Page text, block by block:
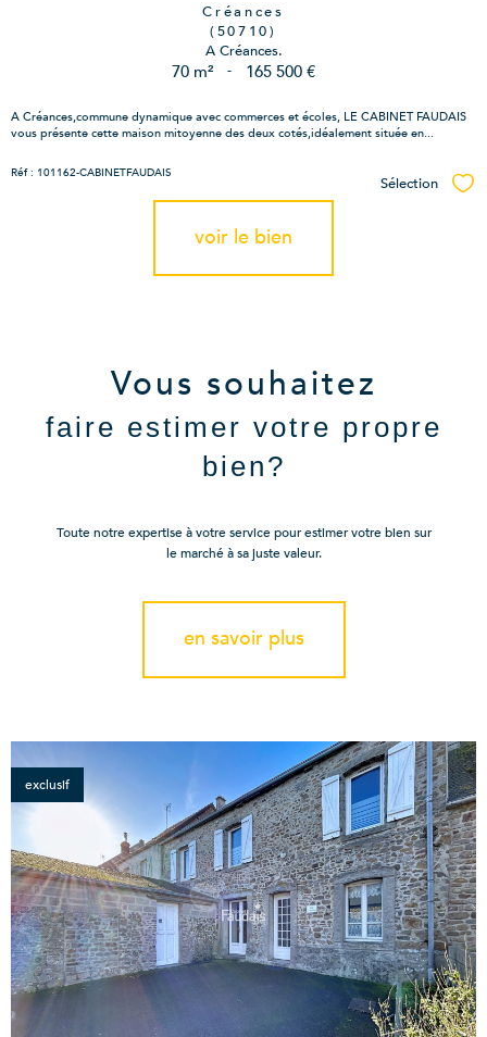
Créances
(50710)
A Créances.
70 m² - 165 500 €
A Créances,commune dynamique avec commerces et écoles, LE CABINET FAUDAIS
vous présente cette maison mitoyenne des deux cotés,idéalement située en...
Réf : 101162-CABINETFAUDAIS
Sélection
voir le bien
Vous souhaitez
faire estimer votre propre
bien?
Toute notre expertise à votre service pour estimer votre bien sur
le marché à sa juste valeur.
en savoir plus
exclusif